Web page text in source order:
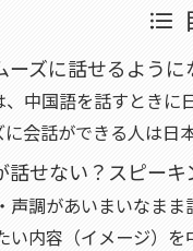
ーズに話せるよう
、中国語を話すときに
に会話ができる人は日
話せない？スピー
調があいまいなまま
内容（イメージ）を